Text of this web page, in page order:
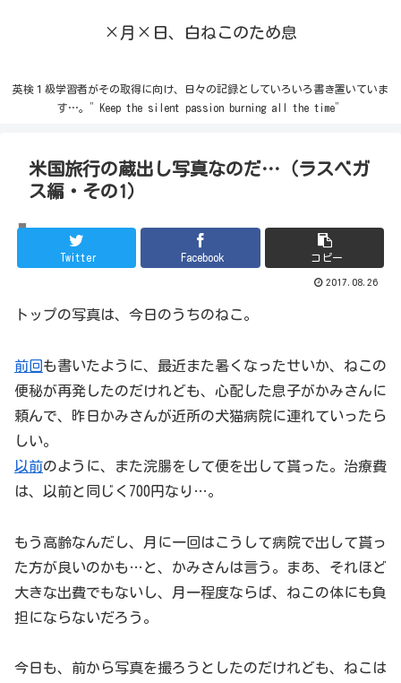
×月×日、白ねこのため息
英検１級学習者がその取得に向け、日々の記録としていろいろ書き置いていま
す…。”Keep the silent passion burning all the time”
米国旅行の蔵出し写真なのだ…（ラスベガ
ス編・その1）
Twitter Facebook コピー
2017.08.26
トップの写真は、今日のうちのねこ。
前回も書いたように、最近また暑くなったせいか、ねこの
便秘が再発したのだけれども、心配した息子がかみさんに
頼んで、昨日かみさんが近所の犬猫病院に連れていったら
しい。
以前のように、また浣腸をして便を出して貰った。治療費
は、以前と同じく700円なり…。
もう高齢なんだし、月に一回はこうして病院で出して貰っ
た方が良いのかも…と、かみさんは言う。まあ、それほど
大きな出費でもないし、月一程度ならば、ねこの体にも負
担にならないだろう。
今日も、前から写真を撮ろうとしたのだけれども、ねこは